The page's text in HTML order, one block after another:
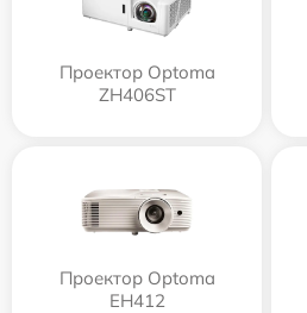
Проектор Optoma
ZH406ST
Проектор Optoma
EH412